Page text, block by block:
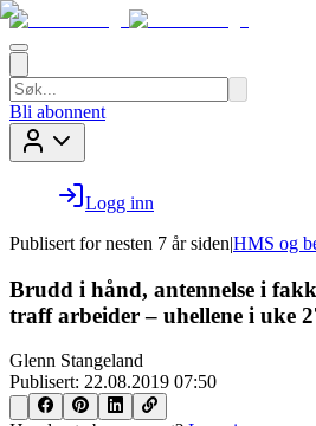
Bli abonnent
Logg inn
Publisert for nesten 7 år siden|HMS og
Brudd i hånd, antennelse i
traff arbeider – uhellene i uke
Glenn Stangeland
Publisert: 22.08.2019 07:50